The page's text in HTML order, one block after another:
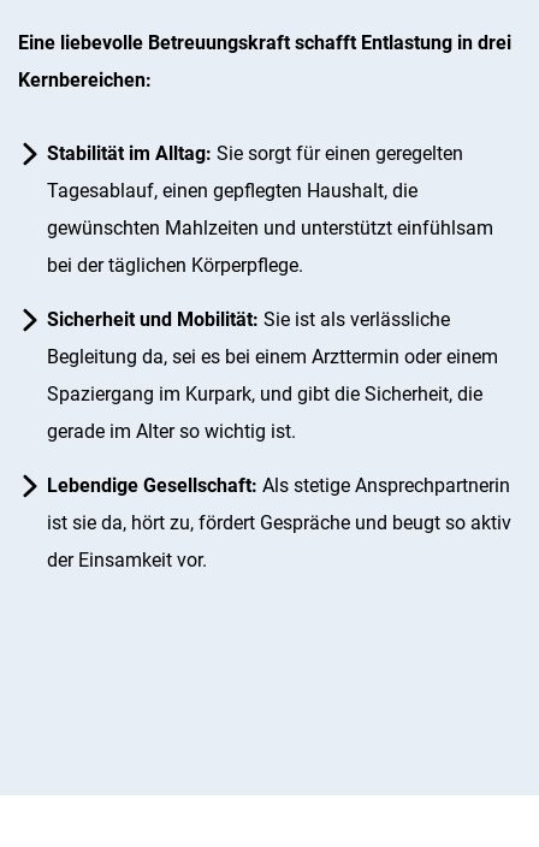
Eine liebevolle Betreuungskraft schafft Entlastung in drei
Kernbereichen:
Stabilität im Alltag: Sie sorgt für einen geregelten
Tagesablauf, einen gepflegten Haushalt, die
gewünschten Mahlzeiten und unterstützt einfühlsam
bei der täglichen Körperpflege.
Sicherheit und Mobilität: Sie ist als verlässliche
Begleitung da, sei es bei einem Arzttermin oder einem
Spaziergang im Kurpark, und gibt die Sicherheit, die
gerade im Alter so wichtig ist.
Lebendige Gesellschaft: Als stetige Ansprechpartnerin
ist sie da, hört zu, fördert Gespräche und beugt so aktiv
der Einsamkeit vor.